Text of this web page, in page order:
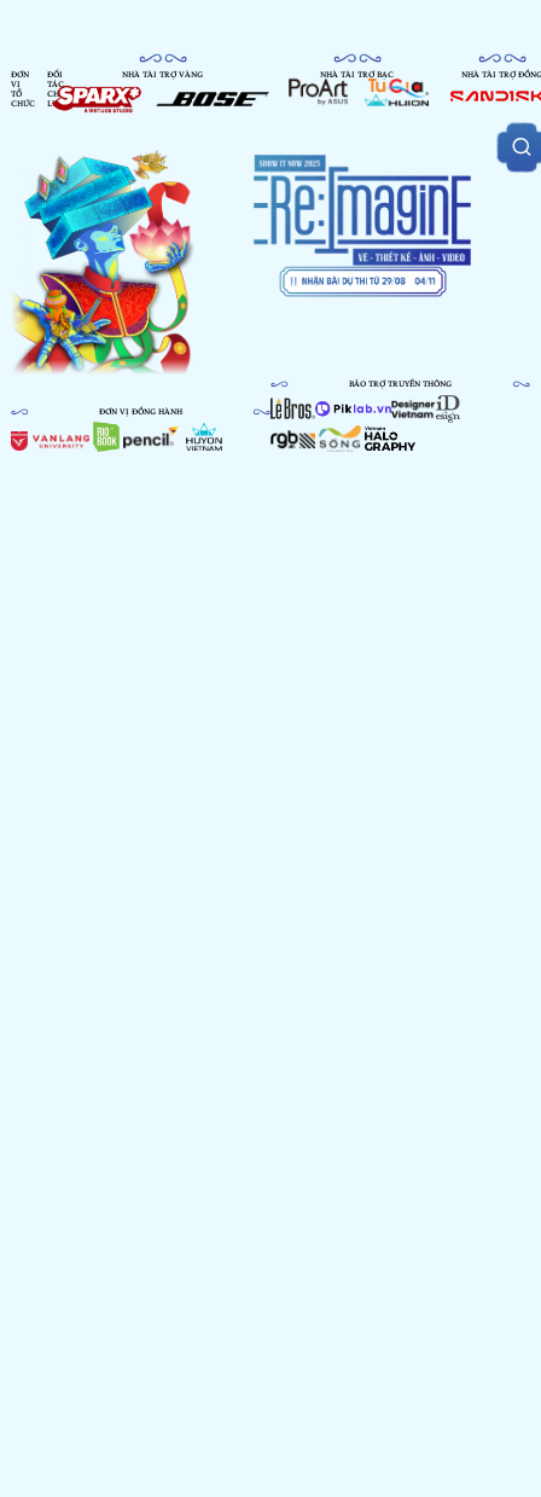
ĐƠN
VỊ
TỔ
CHỨC
ĐỐI
TÁC
CHIẾN
LƯỢC
NHÀ TÀI TRỢ VÀNG NHÀ TÀI TRỢ BẠC NHÀ TÀI TRỢ ĐỒNG
ĐƠN VỊ ĐỒNG HÀNH
BẢO TRỢ TRUYỀN THÔNG